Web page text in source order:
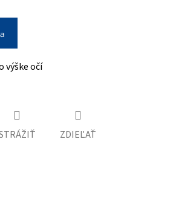
výške očí
ZDIEĽAŤ